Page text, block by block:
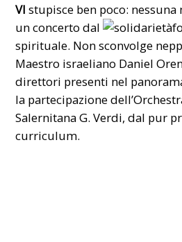
VI stupisce ben poco:
un concerto dal
spirituale. Non sconvolge
Maestro israeliano Daniel
direttori presenti nel
la partecipazione dell’
Salernitana G. Verdi, dal pur
curriculum.